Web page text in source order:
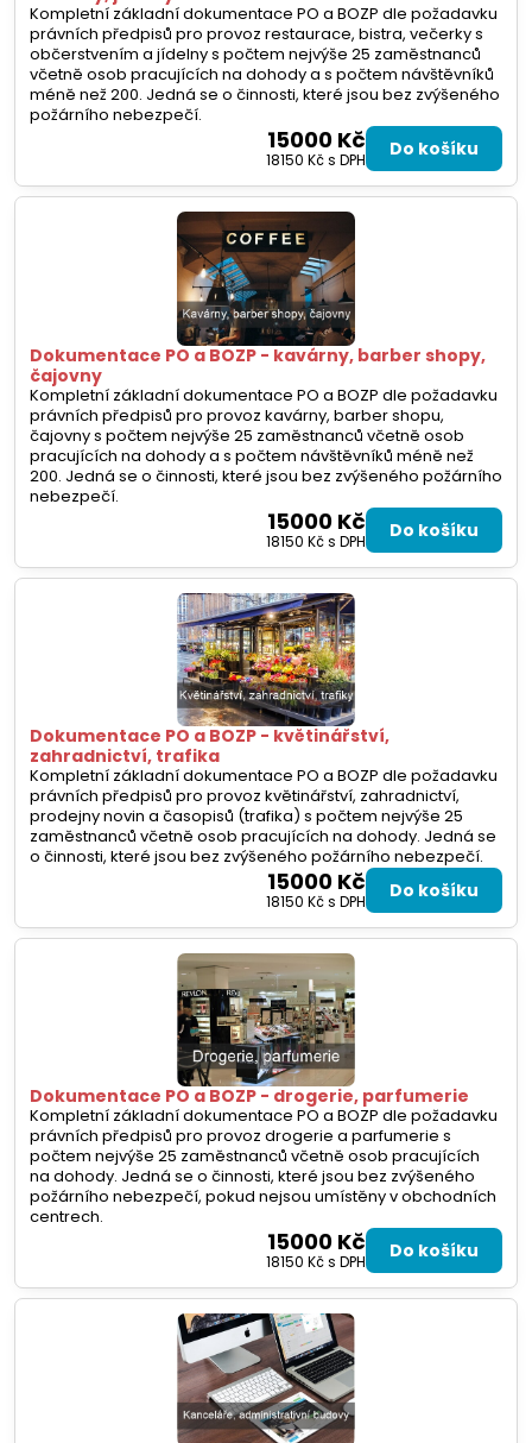
Kompletní základní dokumentace PO a BOZP dle požadavku
právních předpisů pro provoz restaurace, bistra, večerky s
občerstvením a jídelny s počtem nejvýše 25 zaměstnanců
včetně osob pracujících na dohody a s počtem návštěvníků
méně než 200. Jedná se o činnosti, které jsou bez zvýšeného
požárního nebezpečí.
15000 Kč
18150 Kčs DPH Do košíku
Dokumentace PO a BOZP - kavárny, barber shopy,
čajovny
Kompletní základní dokumentace PO a BOZP dle požadavku
právních předpisů pro provoz kavárny, barber shopu,
čajovny s počtem nejvýše 25 zaměstnanců včetně osob
pracujících na dohody a s počtem návštěvníků méně než
200. Jedná se o činnosti, které jsou bez zvýšeného požárního
nebezpečí.
15000 Kč
18150 Kčs DPH Do košíku
Dokumentace PO a BOZP - květinářství,
zahradnictví, trafika
Kompletní základní dokumentace PO a BOZP dle požadavku
právních předpisů pro provoz květinářství, zahradnictví,
prodejny novin a časopisů (trafika) s počtem nejvýše 25
zaměstnanců včetně osob pracujících na dohody. Jedná se
o činnosti, které jsou bez zvýšeného požárního nebezpečí.
15000 Kč
18150 Kčs DPH Do košíku
Dokumentace PO a BOZP - drogerie, parfumerie
Kompletní základní dokumentace PO a BOZP dle požadavku
právních předpisů pro provoz drogerie a parfumerie s
počtem nejvýše 25 zaměstnanců včetně osob pracujících
na dohody. Jedná se o činnosti, které jsou bez zvýšeného
požárního nebezpečí, pokud nejsou umístěny v obchodních
centrech.
15000 Kč
18150 Kčs DPH Do košíku